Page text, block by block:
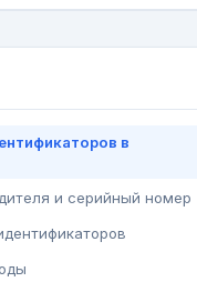
в
и серийный номер